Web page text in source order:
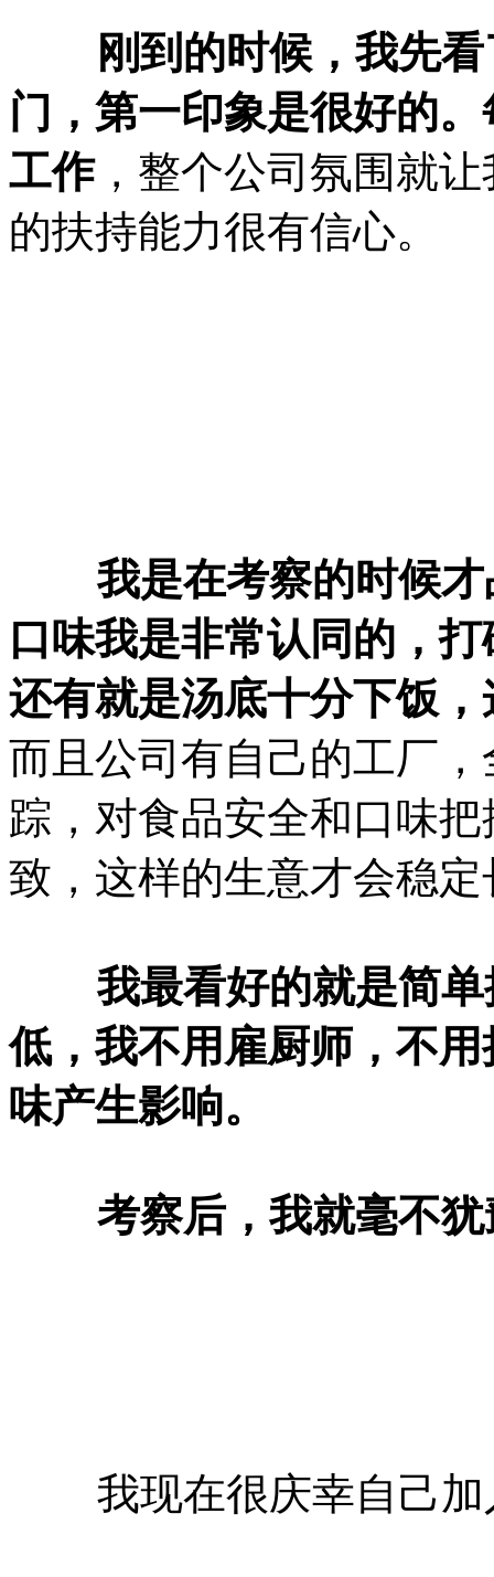
刚到的时候，我先看
门，第一印象是很好的
工作，整个公司氛围就
的扶持能力很有信心。
我是在考察的时候才
口味我是非常认同的，
还有就是汤底十分下饭
而且公司有自己的工厂
踪，对食品安全和口味
致，这样的生意才会稳定
我最看好的就是简单
低，我不用雇厨师，不
味产生影响。
考察后，我就毫不犹
我现在很庆幸自己加